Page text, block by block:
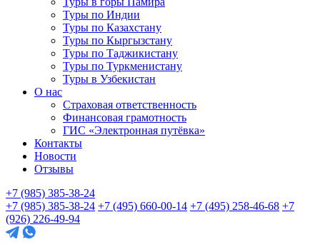
Туры по Индии
Туры по Казахстану
Туры по Кыргызстану
Туры по Таджикистану
Туры по Туркменистану
Туры в Узбекистан
О нас
Страховая ответственность
Финансовая грамотность
ГИС «Электронная путёвка»
Контакты
Новости
Отзывы
+7 (985) 385-38-24
+7 (985) 385-38-24 +7 (495) 660-00-14 +7 (495) 258-46-68 +7
(926) 226-49-94